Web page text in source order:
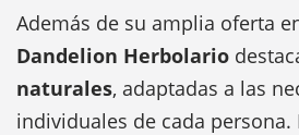
Además de su amplia oferta
Dandelion Herbolario
naturales, adaptadas a las
individuales de cada persona.